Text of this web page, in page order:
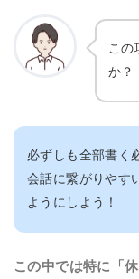
この
か？
必ずしも全部書く
会話に繋がりやす
ようにしよう！
この中では特に「